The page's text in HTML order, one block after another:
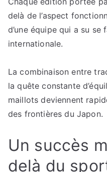
delà de l’aspect
d’une équipe qui a su se
internationale.
La combinaison entre
la quête constante
maillots deviennent
des frontières du Japon.
Un succès
delà du